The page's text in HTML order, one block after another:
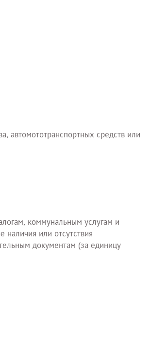
автомототранспортных средств или
коммунальным услугам и
или отсутствия
документам (за единицу